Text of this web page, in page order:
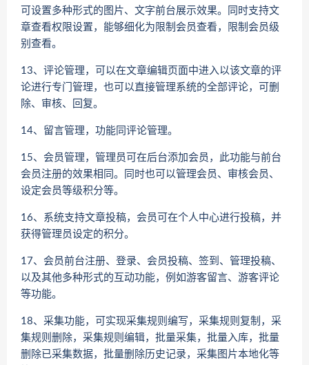
可设置多种形式的图片、文字前台展示效果。同时支持文
章查看权限设置，能够细化为限制会员查看，限制会员级
别查看。
13、评论管理，可以在文章编辑页面中进入以该文章的评
论进行专门管理，也可以直接管理系统的全部评论，可删
除、审核、回复。
14、留言管理，功能同评论管理。
15、会员管理，管理员可在后台添加会员，此功能与前台
会员注册的效果相同。同时也可以管理会员、审核会员、
设定会员等级积分等。
16、系统支持文章投稿，会员可在个人中心进行投稿，并
获得管理员设定的积分。
17、会员前台注册、登录、会员投稿、签到、管理投稿、
以及其他多种形式的互动功能，例如游客留言、游客评论
等功能。
18、采集功能，可实现采集规则编写，采集规则复制，采
集规则删除，采集规则编辑，批量采集，批量入库，批量
删除已采集数据，批量删除历史记录，采集图片本地化等